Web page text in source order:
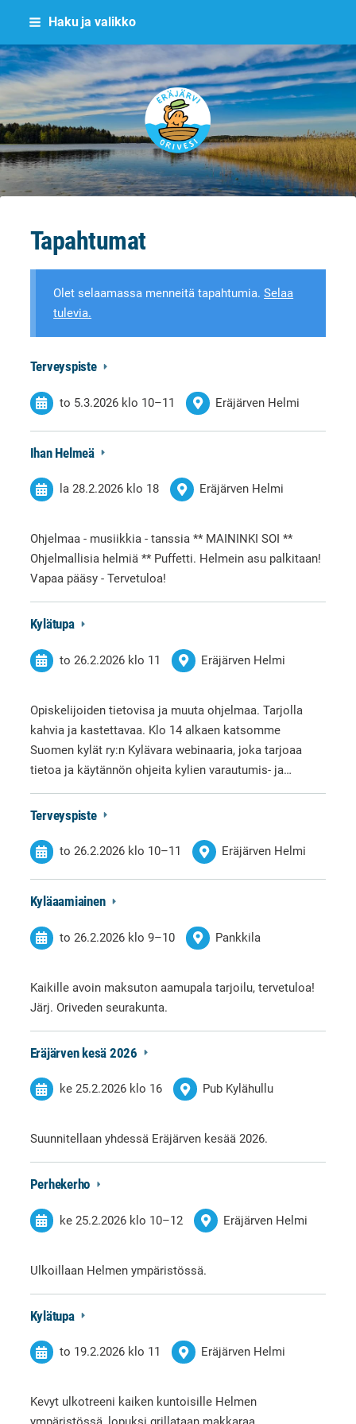
Siirry
sisältöön
Haku ja valikko
Eräjärvi
Tapahtumat
Olet selaamassa menneitä tapahtumia.Selaa
tulevia.
Terveyspiste
to 5.3.2026 klo 10–11 Eräjärven Helmi
Ihan Helmeä
la 28.2.2026 klo 18 Eräjärven Helmi
Ohjelmaa - musiikkia - tanssia ** MAININKI SOI **
Ohjelmallisia helmiä ** Puffetti. Helmein asu palkitaan!
Vapaa pääsy - Tervetuloa!
Kylätupa
to 26.2.2026 klo 11 Eräjärven Helmi
Opiskelijoiden tietovisa ja muuta ohjelmaa. Tarjolla
kahvia ja kastettavaa. Klo 14 alkaen katsomme
Suomen kylät ry:n Kylävara webinaaria, joka tarjoaa
tietoa ja käytännön ohjeita kylien varautumis- ja…
Terveyspiste
to 26.2.2026 klo 10–11 Eräjärven Helmi
Kyläaamiainen
to 26.2.2026 klo 9–10 Pankkila
Kaikille avoin maksuton aamupala tarjoilu, tervetuloa!
Järj. Oriveden seurakunta.
Eräjärven kesä 2026
ke 25.2.2026 klo 16 Pub Kylähullu
Suunnitellaan yhdessä Eräjärven kesää 2026.
Perhekerho
ke 25.2.2026 klo 10–12 Eräjärven Helmi
Ulkoillaan Helmen ympäristössä.
Kylätupa
to 19.2.2026 klo 11 Eräjärven Helmi
Kevyt ulkotreeni kaiken kuntoisille Helmen